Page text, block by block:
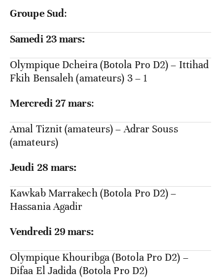
Groupe Sud:
Samedi 23 mars:
Olympique Dcheira (Botola Pro D2) – Ittihad
Fkih Bensaleh (amateurs) 3 – 1
Mercredi 27 mars:
Amal Tiznit (amateurs) – Adrar Souss
(amateurs)
Jeudi 28 mars:
Kawkab Marrakech (Botola Pro D2) –
Hassania Agadir
Vendredi 29 mars:
Olympique Khouribga (Botola Pro D2) –
Difaa El Jadida (Botola Pro D2)